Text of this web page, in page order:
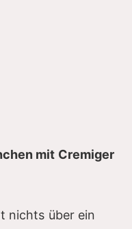
mit Cremiger
nichts über ein